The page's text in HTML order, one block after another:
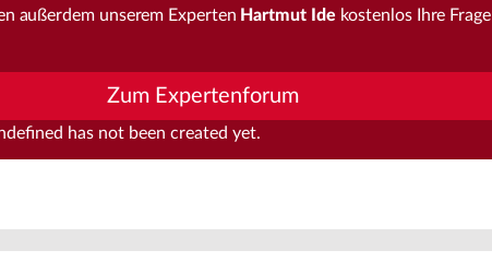
außerdem unserem Experten Hartmut Idekostenlos Ihre Frage
Zum Expertenforum
has not been created yet.